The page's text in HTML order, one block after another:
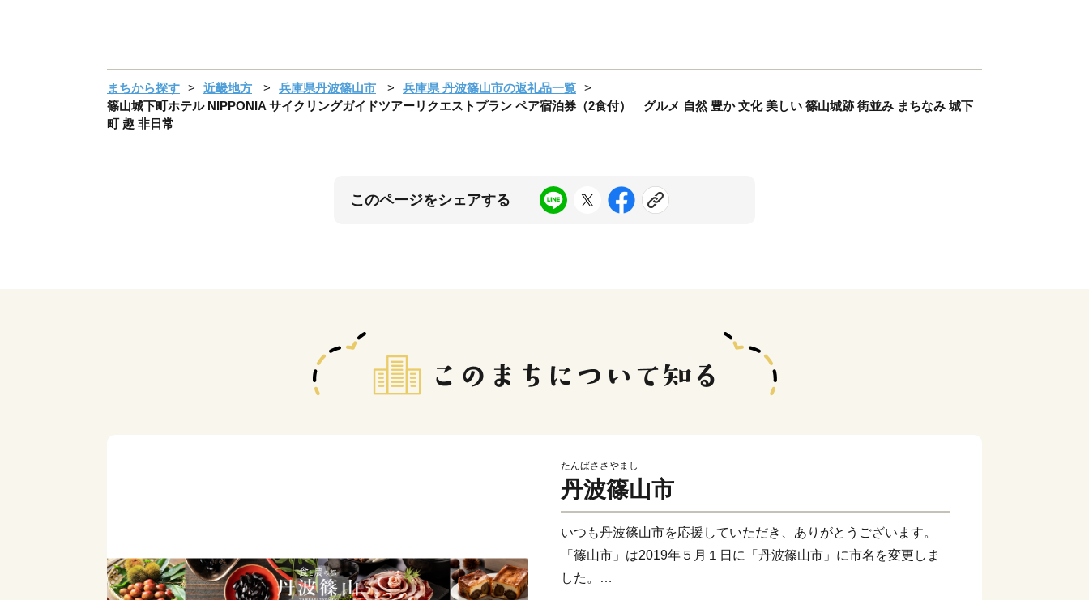
まちから探す 近畿地方 兵庫県丹波篠山市
兵庫県 丹波篠山市の返礼品一覧
篠山城下町ホテル NIPPONIA サイクリングガイドツアーリクエストプラン ペア宿泊券（2食付） グルメ 自然 豊か 文化 美しい 篠山城跡 街並み まちなみ 城下
町 趣 非日常
このページをシェアする
たんばささやまし
丹波篠山市
いつも丹波篠山市を応援していただき、ありがとうございます。
「篠山市」は2019年５月１日に「丹波篠山市」に市名を変更しま
した。